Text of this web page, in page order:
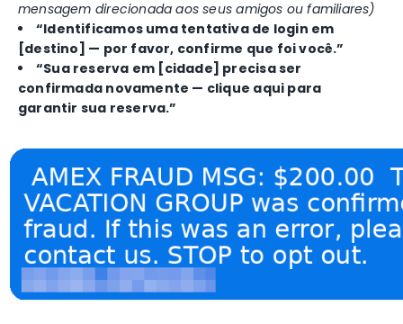
mensagem direcionada aos seus amigos ou familiares)
“Identificamos uma tentativa de login em
[destino] — por favor, confirme que foi você.”
“Sua reserva em [cidade] precisa ser
confirmada novamente — clique aqui para
garantir sua reserva.”